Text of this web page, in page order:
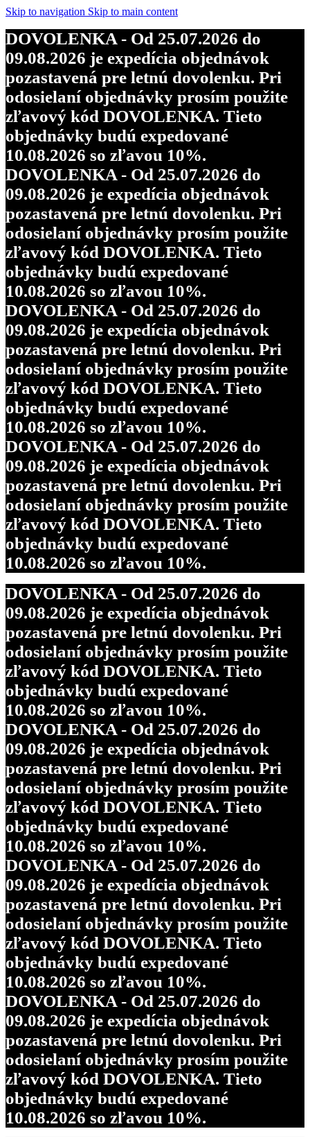
Skip to navigation Skip to main content
DOVOLENKA - Od 25.07.2026 do
09.08.2026 je expedícia objednávok
pozastavená pre letnú dovolenku. Pri
odosielaní objednávky prosím použite
zľavový kód DOVOLENKA. Tieto
objednávky budú expedované
10.08.2026 so zľavou 10%.
DOVOLENKA - Od 25.07.2026 do
09.08.2026 je expedícia objednávok
pozastavená pre letnú dovolenku. Pri
odosielaní objednávky prosím použite
zľavový kód DOVOLENKA. Tieto
objednávky budú expedované
10.08.2026 so zľavou 10%.
DOVOLENKA - Od 25.07.2026 do
09.08.2026 je expedícia objednávok
pozastavená pre letnú dovolenku. Pri
odosielaní objednávky prosím použite
zľavový kód DOVOLENKA. Tieto
objednávky budú expedované
10.08.2026 so zľavou 10%.
DOVOLENKA - Od 25.07.2026 do
09.08.2026 je expedícia objednávok
pozastavená pre letnú dovolenku. Pri
odosielaní objednávky prosím použite
zľavový kód DOVOLENKA. Tieto
objednávky budú expedované
10.08.2026 so zľavou 10%.
DOVOLENKA - Od 25.07.2026 do
09.08.2026 je expedícia objednávok
pozastavená pre letnú dovolenku. Pri
odosielaní objednávky prosím použite
zľavový kód DOVOLENKA. Tieto
objednávky budú expedované
10.08.2026 so zľavou 10%.
DOVOLENKA - Od 25.07.2026 do
09.08.2026 je expedícia objednávok
pozastavená pre letnú dovolenku. Pri
odosielaní objednávky prosím použite
zľavový kód DOVOLENKA. Tieto
objednávky budú expedované
10.08.2026 so zľavou 10%.
DOVOLENKA - Od 25.07.2026 do
09.08.2026 je expedícia objednávok
pozastavená pre letnú dovolenku. Pri
odosielaní objednávky prosím použite
zľavový kód DOVOLENKA. Tieto
objednávky budú expedované
10.08.2026 so zľavou 10%.
DOVOLENKA - Od 25.07.2026 do
09.08.2026 je expedícia objednávok
pozastavená pre letnú dovolenku. Pri
odosielaní objednávky prosím použite
zľavový kód DOVOLENKA. Tieto
objednávky budú expedované
10.08.2026 so zľavou 10%.